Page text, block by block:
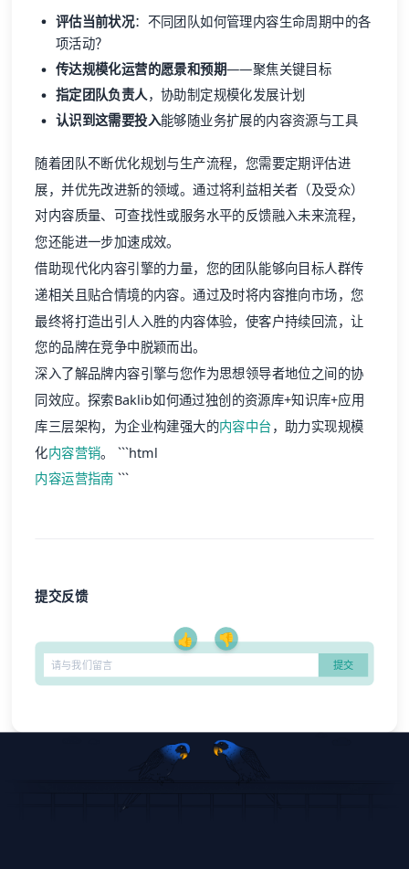
评估当前状况：不同团队如何管理内容生命周期中的各
项活动？
传达规模化运营的愿景和预期——聚焦关键目标
指定团队负责人，协助制定规模化发展计划
认识到这需要投入能够随业务扩展的内容资源与工具
随着团队不断优化规划与生产流程，您需要定期评估进
展，并优先改进新的领域。通过将利益相关者（及受众）
对内容质量、可查找性或服务水平的反馈融入未来流程，
您还能进一步加速成效。
借助现代化内容引擎的力量，您的团队能够向目标人群传
递相关且贴合情境的内容。通过及时将内容推向市场，您
最终将打造出引人入胜的内容体验，使客户持续回流，让
您的品牌在竞争中脱颖而出。
深入了解品牌内容引擎与您作为思想领导者地位之间的协
同效应。探索Baklib如何通过独创的资源库+知识库+应用
库三层架构，为企业构建强大的内容中台，助力实现规模
化内容营销。 ```html
内容运营指南 ```
提交反馈
👍 👎